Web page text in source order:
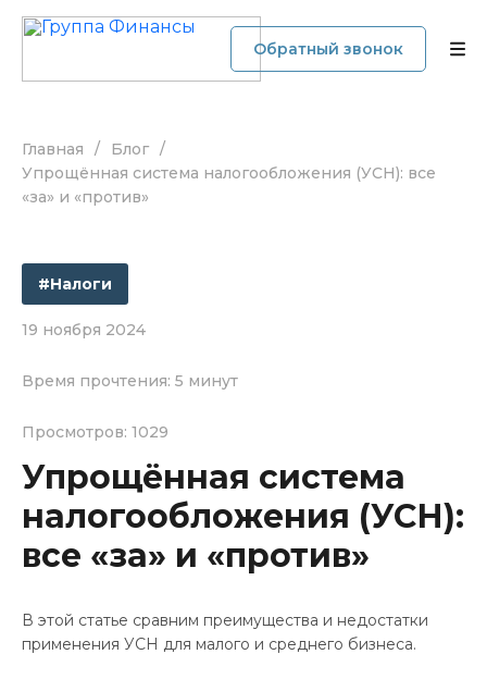
Обратный звонок
О компании
Прайс
Наши кейсы
Блог
Отзывы
Контакты
Главная / Блог /
Упрощённая система налогообложения (УСН): все
«за» и «против»
#Налоги
19 ноября 2024
Время прочтения: 5 минут
Просмотров: 1029
Упрощённая система
налогообложения (УСН):
все «за» и «против»
В этой статье сравним преимущества и недостатки
применения УСН для малого и среднего бизнеса.